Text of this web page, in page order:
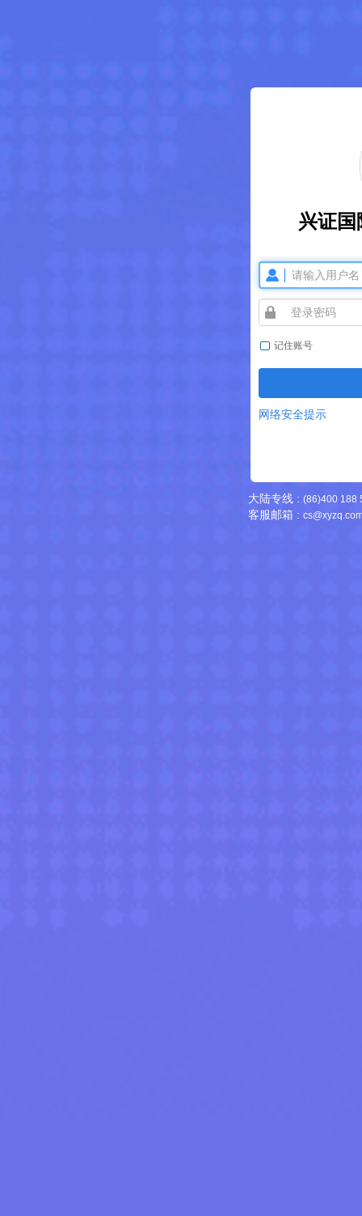
兴证
记住账号
网络安全提示
大陆专线 : (86)400 188
客服邮箱 :